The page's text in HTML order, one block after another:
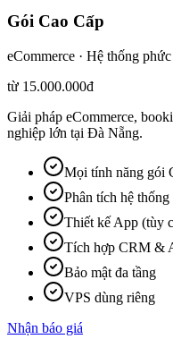
Gói Cao Cấp
eCommerce · Hệ thống
từ 15.000.000đ
Giải pháp eCommerce,
nghiệp lớn tại Đà Nẵng.
Mọi tính năng gói
Phân tích hệ thống
Thiết kế App (tùy
Tích hợp CRM &
Bảo mật đa tầng
VPS dùng riêng
Nhận báo giá